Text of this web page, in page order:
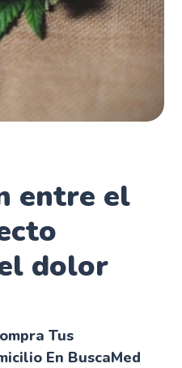
entre el
dolor
Tus
En BuscaMed